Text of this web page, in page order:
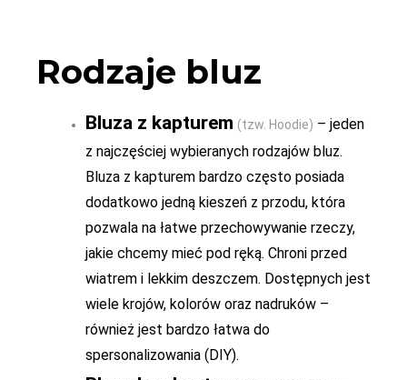
Rodzaje bluz
Bluza z kapturem (tzw. Hoodie) – jeden
z najczęściej wybieranych rodzajów bluz.
Bluza z kapturem bardzo często posiada
dodatkowo jedną kieszeń z przodu, która
pozwala na łatwe przechowywanie rzeczy,
jakie chcemy mieć pod ręką. Chroni przed
wiatrem i lekkim deszczem. Dostępnych jest
wiele krojów, kolorów oraz nadruków –
również jest bardzo łatwa do
spersonalizowania (DIY).